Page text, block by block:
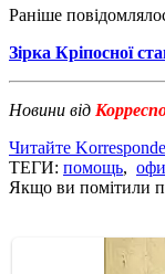
Раніше
Зірка Кріпосної
Новини від
Читайте
ТЕГИ: помощь,
Якщо ви помітили